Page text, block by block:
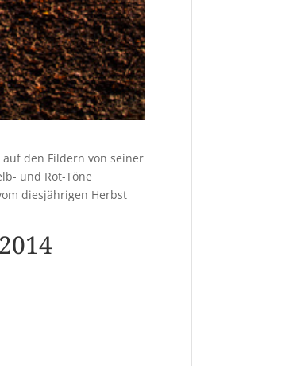
den Fildern von seiner
und Rot-Töne
diesjährigen Herbst